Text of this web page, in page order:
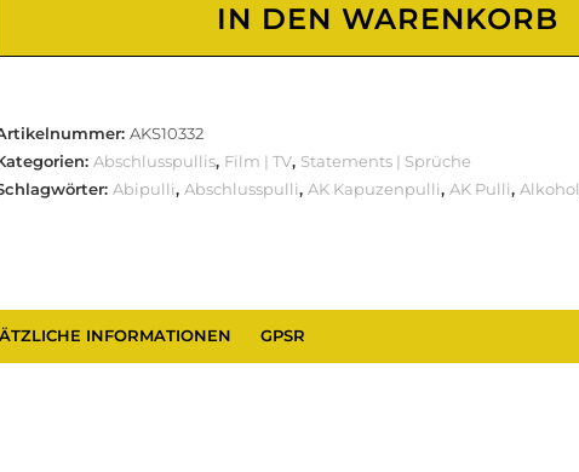
IN DEN WARENKORB
AKS10332
Abschlusspullis, Film | TV, Statements | Sprüche
Abipulli, Abschlusspulli, AK Kapuzenpulli, AK Pulli, Alkohol
INFORMATIONEN GPSR